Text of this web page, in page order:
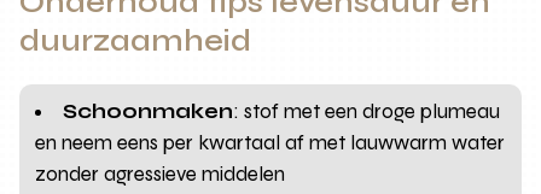
duurzaamheid
Schoonmaken: stof met een droge plumeau
en neem eens per kwartaal af met lauwwarm water
zonder agressieve middelen